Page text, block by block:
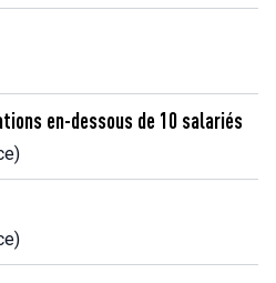
en-dessous de 10 salariés